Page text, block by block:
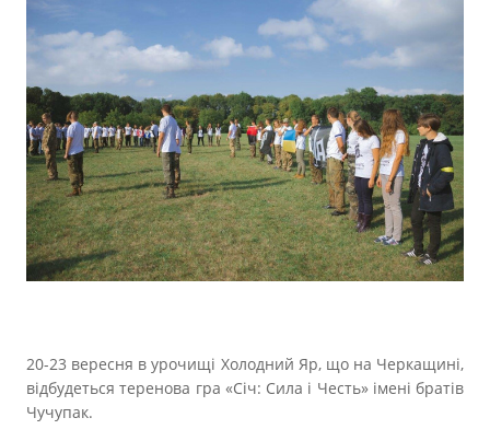
Бюджет
Публічна інформація
Прозорість влади
Документи
20-23 вересня в урочищі Холодний Яр, що на Черкащині,
відбудеться теренова гра «Січ: Сила і Честь» імені братів
Чучупак.